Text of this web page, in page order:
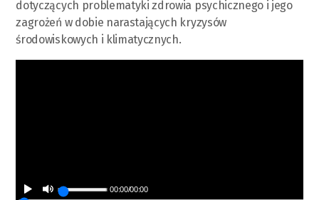
dotyczących problematyki zdrowia psychicznego i jego
zagrożeń w dobie narastających kryzysów
środowiskowych i klimatycznych.
00:00/00:00